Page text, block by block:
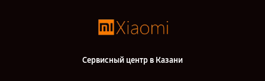
Сервисный центр в Казани